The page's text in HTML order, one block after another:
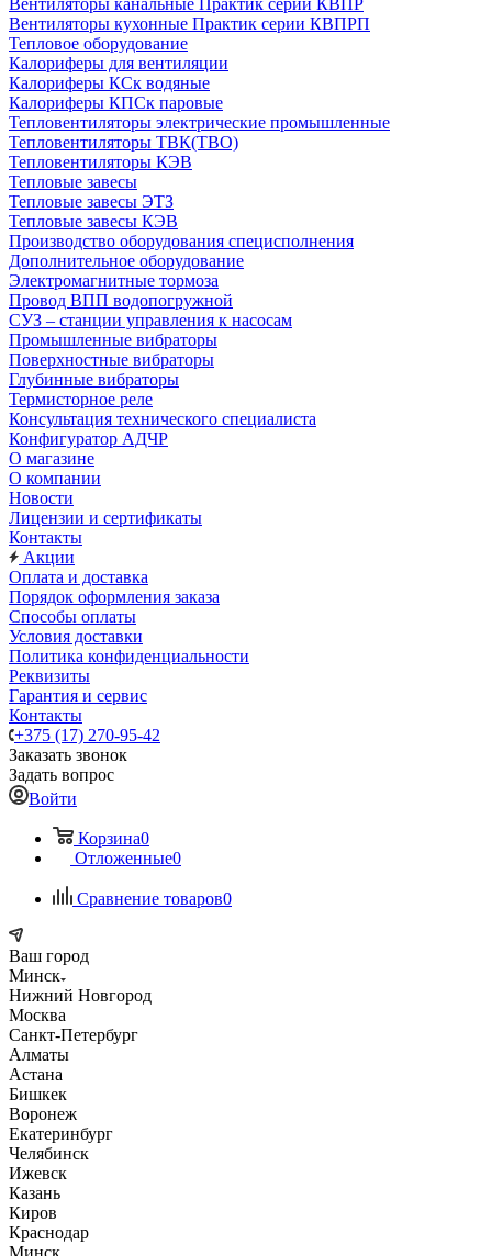
Вентиляторы канальные Практик серии КВПР
Вентиляторы кухонные Практик серии КВПРП
Тепловое оборудование
Калориферы для вентиляции
Калориферы КСк водяные
Калориферы КПСк паровые
Тепловентиляторы электрические промышленные
Тепловентиляторы ТВК(ТВО)
Тепловентиляторы КЭВ
Тепловые завесы
Тепловые завесы ЭТЗ
Тепловые завесы КЭВ
Производство оборудования специсполнения
Дополнительное оборудование
Электромагнитные тормоза
Провод ВПП водопогружной
СУЗ – станции управления к насосам
Промышленные вибраторы
Поверхностные вибраторы
Глубинные вибраторы
Термисторное реле
Консультация технического специалиста
Конфигуратор АДЧР
О магазине
О компании
Новости
Лицензии и сертификаты
Контакты
Акции
Оплата и доставка
Порядок оформления заказа
Способы оплаты
Условия доставки
Политика конфиденциальности
Реквизиты
Гарантия и сервис
Контакты
+375 (17) 270-95-42
Заказать звонок
Задать вопрос
Войти
Корзина0
Отложенные0
Сравнение товаров0
Ваш город
Минск
Нижний Новгород
Москва
Санкт-Петербург
Алматы
Астана
Бишкек
Воронеж
Екатеринбург
Челябинск
Ижевск
Казань
Киров
Краснодар
Минск